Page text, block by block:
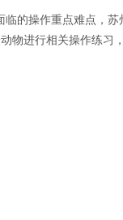
的操作重点难点，
物进行相关操作练习